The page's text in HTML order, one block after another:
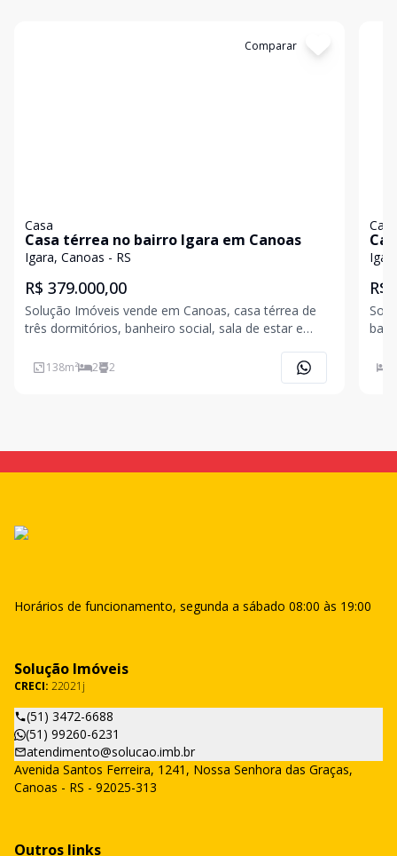
Comparar
Casa
Casa térrea no bairro Igara em Canoas
Igara, Canoas - RS
R$ 379.000,00
Solução Imóveis vende em Canoas, casa térrea de
três dormitórios, banheiro social, sala de estar e
de garagem para dois carros e ótimo espaço de
pátio. Nos fundos lavanderia e depósito. Localizada
138m² 2 2
Casa
R$
bairro
Horários de funcionamento, segunda a sábado 08:00 às 19:00
Solução Imóveis
CRECI: 22021j
(51) 3472-6688
(51) 99260-6231
atendimento@solucao.imb.br
Avenida Santos Ferreira, 1241, Nossa Senhora das Graças,
Canoas - RS - 92025-313
Outros links